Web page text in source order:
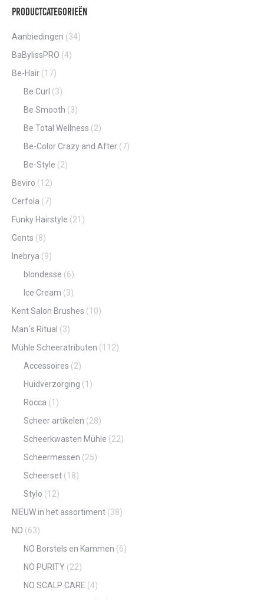
Productcategorieën
Aanbiedingen (34)
BaBylissPRO (4)
Be-Hair (17)
Be Curl (3)
Be Smooth (3)
Be Total Wellness (2)
Be-Color Crazy and After (7)
Be-Style (2)
Beviro (12)
Cerfola (7)
Funky Hairstyle (21)
Gents (8)
Inebrya (9)
blondesse (6)
Ice Cream (3)
Kent Salon Brushes (10)
Man`s Ritual (3)
Mühle Scheeratributen (112)
Accessoires (2)
Huidverzorging (1)
Rocca (1)
Scheer artikelen (28)
Scheerkwasten Mühle (22)
Scheermessen (25)
Scheerset (18)
Stylo (12)
NIEUW in het assortiment (38)
NO (63)
NO Borstels en Kammen (6)
NO PURITY (22)
NO SCALP CARE (4)